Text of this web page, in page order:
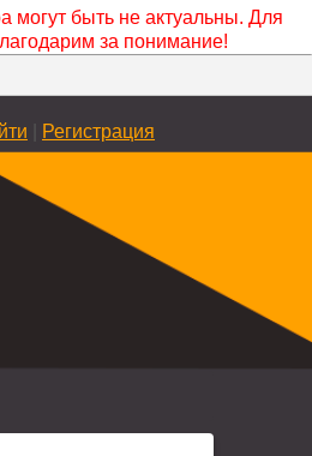
могут быть не актуальны. Для
за понимание!
Регистрация